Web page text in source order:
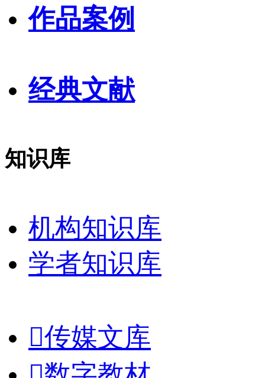
作品案例
经典文献
知识库
机构知识库
学者知识库
传媒文库